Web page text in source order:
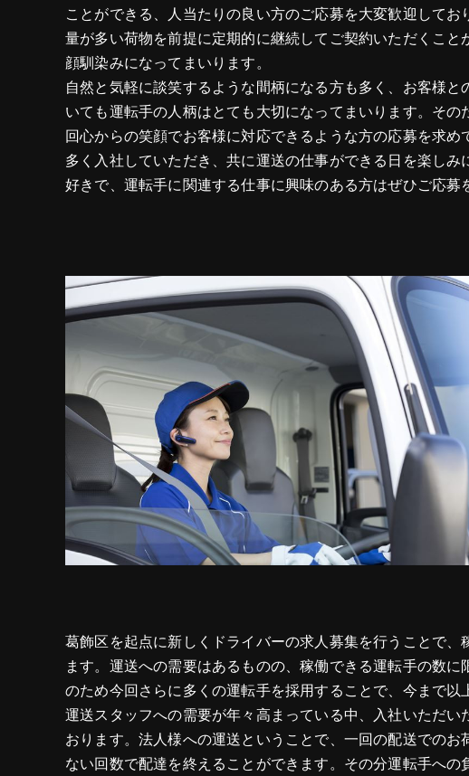
ことができる、人当たりの良い方のご応募を大変歓迎して
量が多い荷物を前提に定期的に継続してご契約いただくこと
顔馴染みになってまいります。
自然と気軽に談笑するような間柄になる方も多く、お客様
いても運転手の人柄はとても大切になってまいります。そ
回心からの笑顔でお客様に対応できるような方の応募を求め
多く入社していただき、共に運送の仕事ができる日を楽し
好きで、運転手に関連する仕事に興味のある方はぜひご応募
葛飾区を起点に新しくドライバーの求人募集を行うことで
ます。運送への需要はあるものの、稼働できる運転手の数
のため今回さらに多くの運転手を採用することで、今まで
運送スタッフへの需要が年々高まっている中、入社いただ
おります。法人様への運送ということで、一回の配送での
ない回数で配達を終えることができます。その分運転手へ